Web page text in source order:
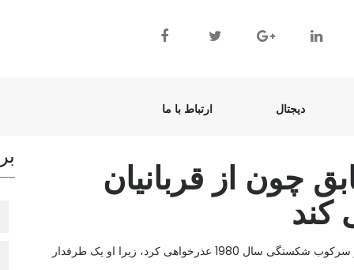
دیجتال ارتباط با ما
چون از قربانیان
GWANGJU، 31 (یونهاپ) -- نوه چون دو-هوان جمعه از سرکوب شکستگی سال 1980 عذرخواهی کرد، زیرا او یک طرفدار